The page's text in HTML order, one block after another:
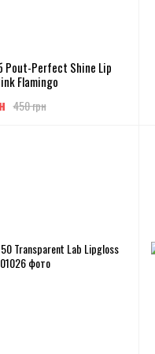
Pout-Perfect Shine Lip
Flamingo
450 грн